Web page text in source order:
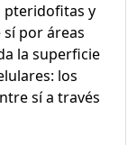
pteridofitas y
por áreas
la superficie
los
sí a través